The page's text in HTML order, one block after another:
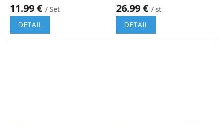
11.99 € / Set
DETAIL
26.99 € / st
DETAIL